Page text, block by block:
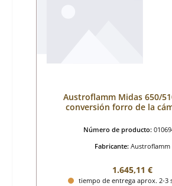
Austroflamm Midas 650/
conversión forro de la
Número de producto:
Fabricante: Austroflamm
Precio normal:
1.645,11 €
tiempo de entrega aprox. 2-3